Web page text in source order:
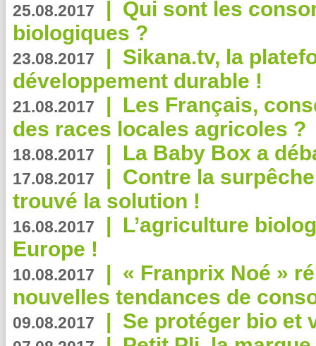
25.08.2017 | Qui sont les
biologiques ?
23.08.2017 | Sikana.tv, la
développement durable !
21.08.2017 | Les Français,
des races locales agricoles ?
18.08.2017 | La Baby Box a
17.08.2017 | Contre la
trouvé la solution !
16.08.2017 | L’agriculture
Europe !
10.08.2017 | « Franprix Noé »
nouvelles tendances de
09.08.2017 | Se protéger bio et